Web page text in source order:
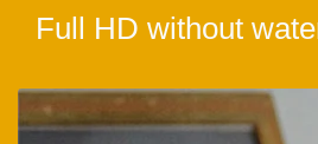
Full HD without